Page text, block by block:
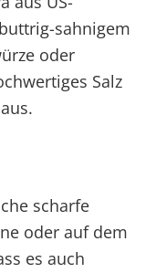
sahnigem
oder
Salz
scharfe
oder auf dem
es auch